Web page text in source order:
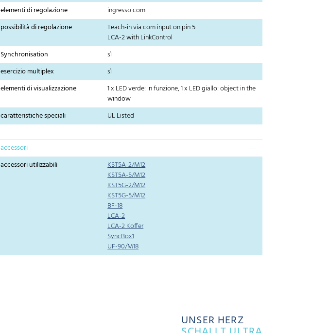
elementi di regolazione
ingresso com
possibilità di regolazione
Teach-in via com input on pin 5
LCA-2 with LinkControl
Synchronisation
sì
esercizio multiplex
sì
elementi di visualizzazione
1 x LED verde: in funzione, 1 x LED giallo: object in the
window
caratteristiche speciali
UL Listed
accessori
accessori utilizzabili
KST5A-2/M12
KST5A-5/M12
KST5G-2/M12
KST5G-5/M12
BF-18
LCA-2
LCA-2 Koffer
SyncBox1
UF-90/M18
UNSER HERZ